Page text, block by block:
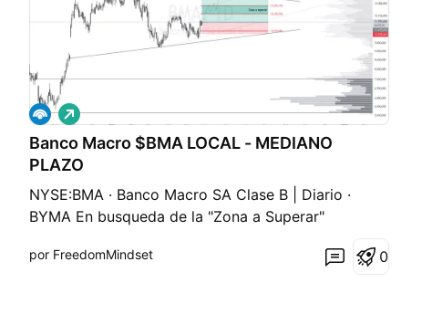
Banco Macro $BMA LOCAL - MEDIANO
PLAZO
NYSE:BMA · Banco Macro SA Clase B | Diario ·
BYMA En busqueda de la "Zona a Superar"
techo con volumen, los targets proyectados son
L
a
r
g
o
por FreedomMindset 0